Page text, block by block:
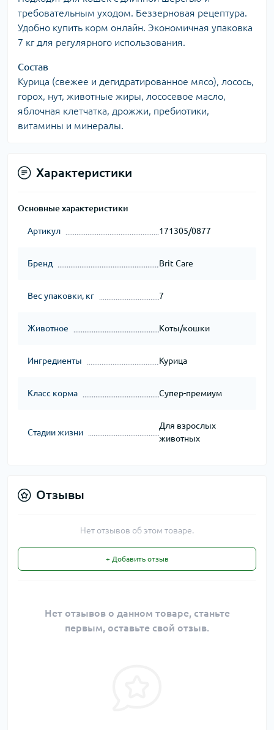
требовательным уходом. Беззерновая рецептура.
Удобно купить корм онлайн. Экономичная упаковка
7 кг для регулярного использования.
Состав
Курица (свежее и дегидратированное мясо), лосось,
горох, нут, животные жиры, лососевое масло,
яблочная клетчатка, дрожжи, пребиотики,
витамины и минералы.
Характеристики
Основные характеристики
Артикул 171305/0877
Бренд Brit Care
Вес упаковки, кг 7
Животное Коты/кошки
Ингредиенты Курица
Класс корма Супер-премиум
Стадии жизни
Для взрослых
животных
Отзывы
Нет отзывов об этом товаре.
+ Добавить отзыв
Нет отзывов о данном товаре, станьте
первым, оставьте свой отзыв.